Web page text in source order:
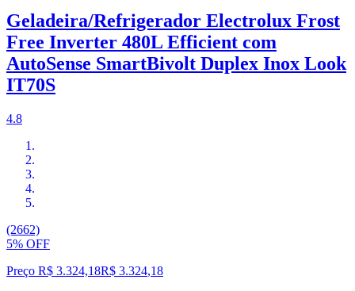
Geladeira/Refrigerador Electrolux Frost
Free Inverter 480L Efficient com
AutoSense SmartBivolt Duplex Inox Look
IT70S
4.8
(2662)
5% OFF
Preço R$ 3.324,18R$ 3.324,18